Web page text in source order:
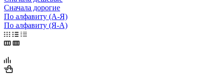
Сначала дорогие
По алфавиту (А-Я)
По алфавиту (Я-А)